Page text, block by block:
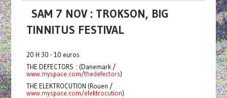
SAM 7 NOV : TROKSON, BIG
TINNITUS FESTIVAL
20 H 30 - 10 euros
THE DEFECTORS : (Danemark /
www.myspace.com/thedefectors)
THE ELEKTROCUTION (Rouen /
www.myspace.com/elektrocution)